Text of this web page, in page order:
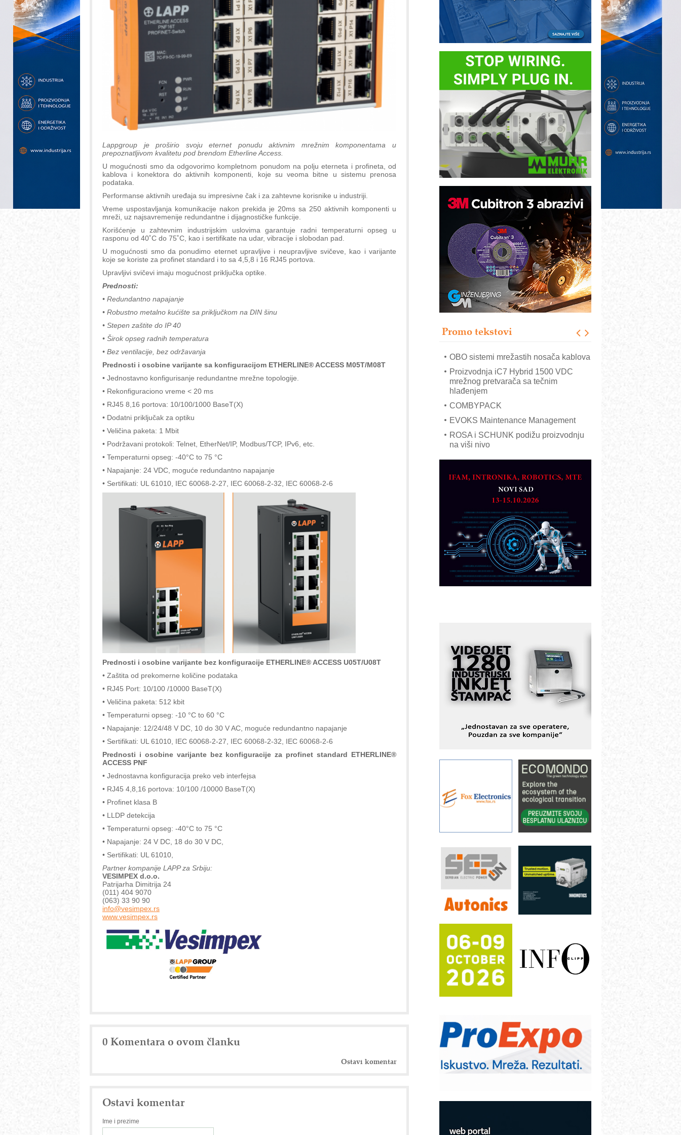
Lappgroup je proširio svoju eternet ponudu aktivnim mrežnim komponentama u
prepoznatljivom kvalitetu pod brendom Etherline Access.
U mogućnosti smo da odgovorimo kompletnom ponudom na polju eterneta i profineta, od
kablova i konektora do aktivnih komponenti, koje su veoma bitne u sistemu prenosa
podataka.
Performanse aktivnih uređaja su impresivne čak i za zahtevne korisnike u industriji.
Vreme uspostavljanja komunikacije nakon prekida je 20ms sa 250 aktivnih komponenti u
mreži, uz najsavremenije redundantne i dijagnostičke funkcije.
Korišćenje u zahtevnim industrijskim uslovima garantuje radni temperaturni opseg u
rasponu od 40˚C do 75˚C, kao i sertifikate na udar, vibracije i slobodan pad.
U mogućnosti smo da ponudimo eternet upravljive i neupravljive svičeve, kao i varijante
koje se koriste za profinet standard i to sa 4,5,8 i 16 RJ45 portova.
Upravljivi svičevi imaju mogućnost priključka optike.
Prednosti:
• Redundantno napajanje
• Robustno metalno kućište sa priključkom na DIN šinu
• Stepen zaštite do IP 40
• Širok opseg radnih temperatura
• Bez ventilacije, bez održavanja
Prednosti i osobine varijante sa konfiguracijom ETHERLINE® ACCESS M05T/M08T
• Jednostavno konfigurisanje redundantne mrežne topologije.
• Rekonfiguraciono vreme < 20 ms
• RJ45 8,16 portova: 10/100/1000 BaseT(X)
• Dodatni priključak za optiku
• Veličina paketa: 1 Mbit
• Podržavani protokoli: Telnet, EtherNet/IP, Modbus/TCP, IPv6, etc.
• Temperaturni opseg: -40°C to 75 °C
• Napajanje: 24 VDC, moguće redundantno napajanje
• Sertifikati: UL 61010, IEC 60068-2-27, IEC 60068-2-32, IEC 60068-2-6
Prednosti i osobine varijante bez konfiguracije ETHERLINE® ACCESS U05T/U08T
• Zaštita od prekomerne količine podataka
• RJ45 Port: 10/100 /10000 BaseT(X)
• Veličina paketa: 512 kbit
• Temperaturni opseg: -10 °C to 60 °C
• Napajanje: 12/24/48 V DC, 10 do 30 V AC, moguće redundantno napajanje
• Sertifikati: UL 61010, IEC 60068-2-27, IEC 60068-2-32, IEC 60068-2-6
Prednosti i osobine varijante bez konfiguracije za profinet standard ETHERLINE®
ACCESS PNF
• Jednostavna konfiguracija preko veb interfejsa
• RJ45 4,8,16 portova: 10/100 /10000 BaseT(X)
• Profinet klasa B
• LLDP detekcija
• Temperaturni opseg: -40°C to 75 °C
• Napajanje: 24 V DC, 18 do 30 V DC,
• Sertifikati: UL 61010,
Partner kompanije LAPP za Srbiju:
VESIMPEX d.o.o.
Patrijarha Dimitrija 24
(011) 404 9070
(063) 33 90 90
info@vesimpex.rs
www.vesimpex.rs
0 Komentara o ovom članku
Ostavi komentar
Ostavi komentar
Ime i prezime
Promo tekstovi
Potpuna efikasnost bez složenih
sistema
Trajna oznaka kao dugoročna korist
Bezbednost na prvom mestu!
IB BLUMENAUER - više od 40 godina
poverenja u industriji
RMQ-TITAN ADVANCED INDICATOR
– Pametna signalizacija za efikasnije
Mitutoyo Crysta-Apex V PLUS: Nova
OBO sistemi mrežastih nosača kablova
Proizvodnja iC7 Hybrid 1500 VDC
mrežnog pretvarača sa tečnim
hlađenjem
COMBYPACK
EVOKS Maintenance Management
ROSA i SCHUNK podižu proizvodnju
na viši nivo
Detekcija različitih oblika
MAREX - Lim i mašine za savremena
rešenja
Marcom-plast d.o.o.- vaš pouzdan
CTO - Prilagodite svoju toplinsku
obradu!
Razvoj asortimanskog pravca MINI-
PLC AKYTEC
AUKOM: Svetski standard metrologije
dostupan u Srbiji
Fleksibilno stezanje i brzo
podešavanje u proizvodnji prototipova
KIP KOP – napredna rešenja za
savremene industrijske i logističke
objekte
rešenjima
STAUFF – Komponente koje
povećavaju pouzdanost hidrauličkih
sistema
YAMADA pumpe – japanska
pouzdanost u transferu fluida
Filtration Group Industrial – Napredna
procesnim sistemima
RILINEX kompanije Rittal
FANUC: Najbolje za vašu pametnu
Efikasno upravljanje energijom
Automatizacija pakovanja · Display
(Shelf-Ready) omotnice
Potpuna efikasnost bez složenih
sistema
Trajna oznaka kao dugoročna korist
Bezbednost na prvom mestu!
– Pametna signalizacija za efikasnije
upravljanje mašinama
Mitutoyo Crysta-Apex V PLUS: Nova
era CNC merenja
mrežnog pretvarača sa tečnim
COMBYPACK